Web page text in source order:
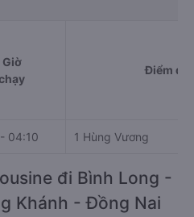
Giờ
Điểm đi
04:10 1 Hùng Vương
đi Bình Long -
Khánh - Đồng Nai